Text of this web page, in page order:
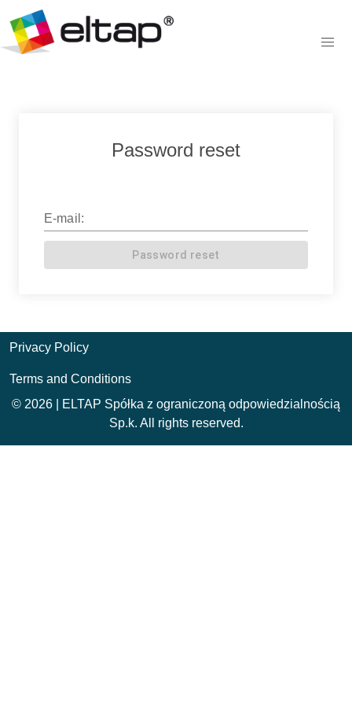
Password reset
E-mail:
Password reset
Privacy Policy
Terms and Conditions
© 2026 | ELTAP Spółka z ograniczoną odpowiedzialnością
Sp.k. All rights reserved.